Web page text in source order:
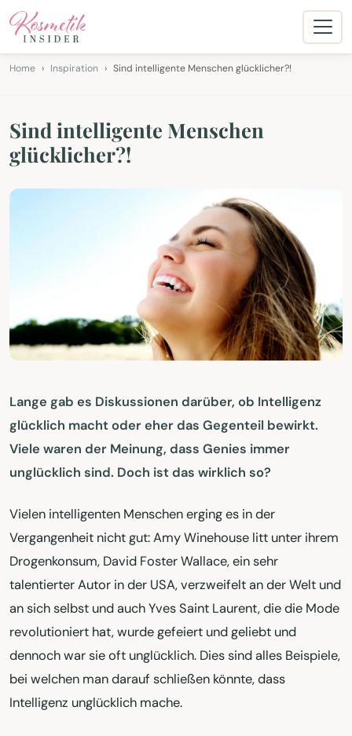
Home Inspiration Sind intelligente Menschen glücklicher?!
Sind intelligente Menschen
glücklicher?!
Lange gab es Diskussionen darüber, ob Intelligenz
glücklich macht oder eher das Gegenteil bewirkt.
Viele waren der Meinung, dass Genies immer
unglücklich sind. Doch ist das wirklich so?
Vielen intelligenten Menschen erging es in der
Vergangenheit nicht gut: Amy Winehouse litt unter ihrem
Drogenkonsum, David Foster Wallace, ein sehr
talentierter Autor in der USA, verzweifelt an der Welt und
an sich selbst und auch Yves Saint Laurent, die die Mode
revolutioniert hat, wurde gefeiert und geliebt und
dennoch war sie oft unglücklich. Dies sind alles Beispiele,
bei welchen man darauf schließen könnte, dass
Intelligenz unglücklich mache.